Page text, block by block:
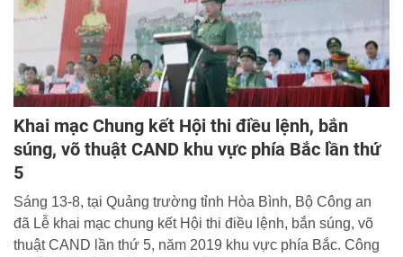
Khai mạc Chung kết Hội thi điều lệnh, bắn
súng, võ thuật CAND khu vực phía Bắc lần thứ
5
Sáng 13-8, tại Quảng trường tỉnh Hòa Bình, Bộ Công an
đã Lễ khai mạc chung kết Hội thi điều lệnh, bắn súng, võ
thuật CAND lần thứ 5, năm 2019 khu vực phía Bắc. Công